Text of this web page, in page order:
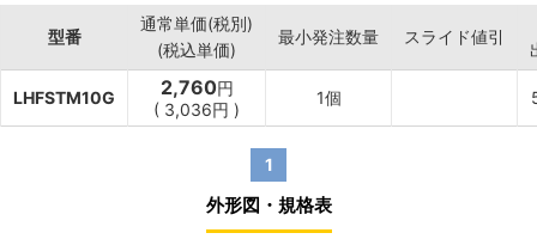
型番
通常単価(税別)
(税込単価)
最小発注数量 スライド値引
LHFSTM10G 2,760円
( 3,036円 )
1個
1
外形図・規格表